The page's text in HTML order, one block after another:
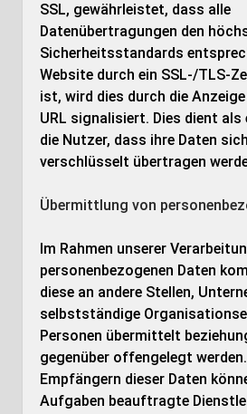
SSL, gewährleistet, dass alle
Datenübertragungen den
Sicherheitsstandards
Website durch ein SSL-/TLS-
ist, wird dies durch die
URL signalisiert. Dies dient
die Nutzer, dass ihre Daten
verschlüsselt übertragen
Übermittlung von
Im Rahmen unserer
personenbezogenen Daten
diese an andere Stellen,
selbstständige
Personen übermittelt
gegenüber offengelegt
Empfängern dieser Daten
Aufgaben beauftragte